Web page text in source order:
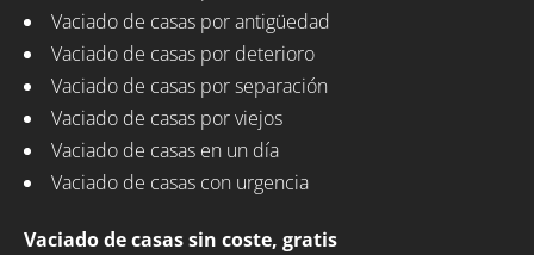
Vaciado de casas por antigüedad
Vaciado de casas por deterioro
Vaciado de casas por separación
Vaciado de casas por viejos
Vaciado de casas en un día
Vaciado de casas con urgencia
Vaciado de casas sin coste, gratis